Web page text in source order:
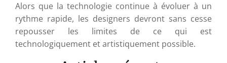
Alors que la technologie continue à évoluer à un
rythme rapide, les designers devront sans cesse
repousser les limites de ce qui est
technologiquement et artistiquement possible.